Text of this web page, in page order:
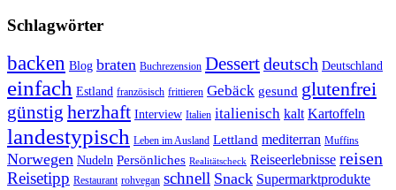
Schlagwörter
backen Blog braten Buchrezension Dessertdeutsch Deutschland
einfach Estland französisch frittieren Gebäck gesund glutenfrei
günstig herzhaft Interview Italien italienisch kalt Kartoffeln
landestypisch Leben im Ausland Lettland mediterran Muffins
Norwegen Nudeln Persönliches Realitätscheck Reiseerlebnisse reisen
Reisetipp Restaurant rohvegan schnell Snack Supermarktprodukte